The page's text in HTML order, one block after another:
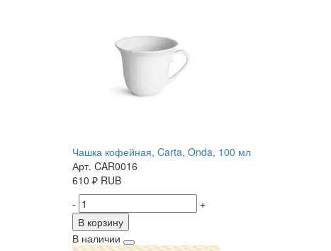
Чашка кофейная, Carta, Onda, 100 мл
Арт. CAR0016
610 ₽ RUB
-
+
В корзину
В наличии